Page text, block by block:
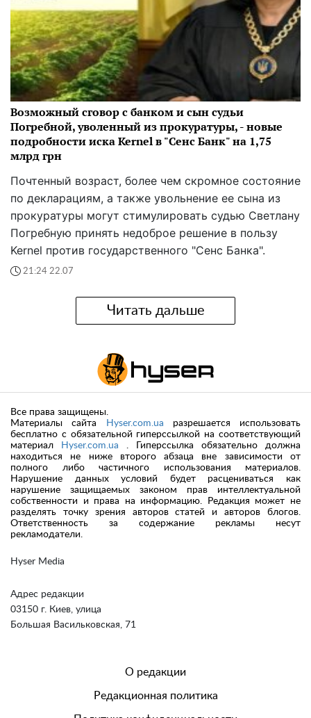
Возможный сговор с банком и сын судьи
Погребной, уволенный из прокуратуры, - новые
подробности иска Kernel в "Сенс Банк" на 1,75
млрд грн
Почтенный возраст, более чем скромное состояние
по декларациям, а также увольнение ее сына из
прокуратуры могут стимулировать судью Светлану
Погребную принять недоброе решение в пользу
Kernel против государственного "Сенс Банка".
21:24 22.07
Читать дальше
Hyser Media
Адрес редакции
03150 г. Киев, улица
Большая Васильковская, 71
Все права защищены.
Материалы сайта
Hyser.com.ua разрешается использовать
бесплатно с обязательной гиперссылкой на соответствующий
материал
Hyser.com.ua . Гиперссылка обязательно должна
находиться не ниже второго абзаца вне зависимости от
полного либо частичного использования материалов.
Нарушение данных условий будет расцениваться как
нарушение защищаемых законом прав интеллектуальной
собственности и права на информацию. Редакция может не
разделять точку зрения авторов статей и авторов блогов.
Ответственность за содержание рекламы несут
рекламодатели.
О редакции
Редакционная политика